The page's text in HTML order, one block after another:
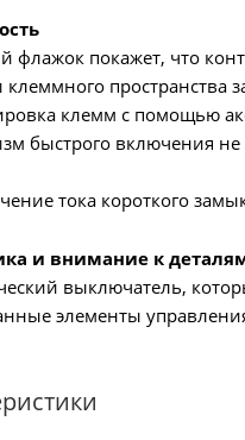
флажок покажет, что
пространства
клемм с помощью
быстрого включения не
тока короткого
и внимание к
выключатель,
элементы